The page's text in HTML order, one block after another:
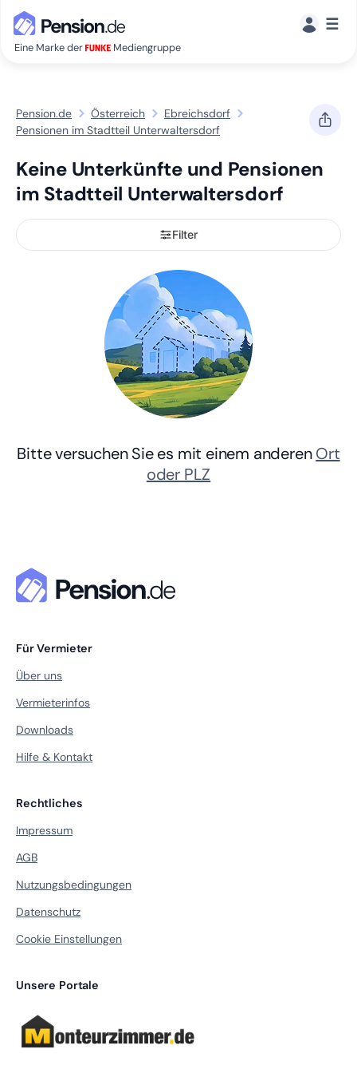
Eine Marke der Mediengruppe
☰
Pension.de Österreich
Ebreichsdorf
Pensionen im Stadtteil Unterwaltersdorf
Keine Unterkünfte und Pensionen
im Stadtteil Unterwaltersdorf
Filter
Bitte versuchen Sie es mit einem anderenOrt
oder PLZ
Für Vermieter
Über uns
Vermieterinfos
Downloads
Hilfe & Kontakt
Rechtliches
Impressum
AGB
Nutzungsbedingungen
Datenschutz
Cookie Einstellungen
Unsere Portale